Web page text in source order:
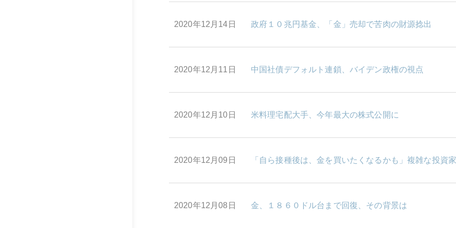
2020年12月14日 政府１０兆円基金、「金」売却で苦肉の財源捻出
2020年12月11日 中国社債デフォルト連鎖、バイデン政権の視点
2020年12月10日 米料理宅配大手、今年最大の株式公開に
2020年12月09日 「自ら接種後は、金を買いたくなるかも」複雑な投資
2020年12月08日 金、１８６０ドル台まで回復、その背景は